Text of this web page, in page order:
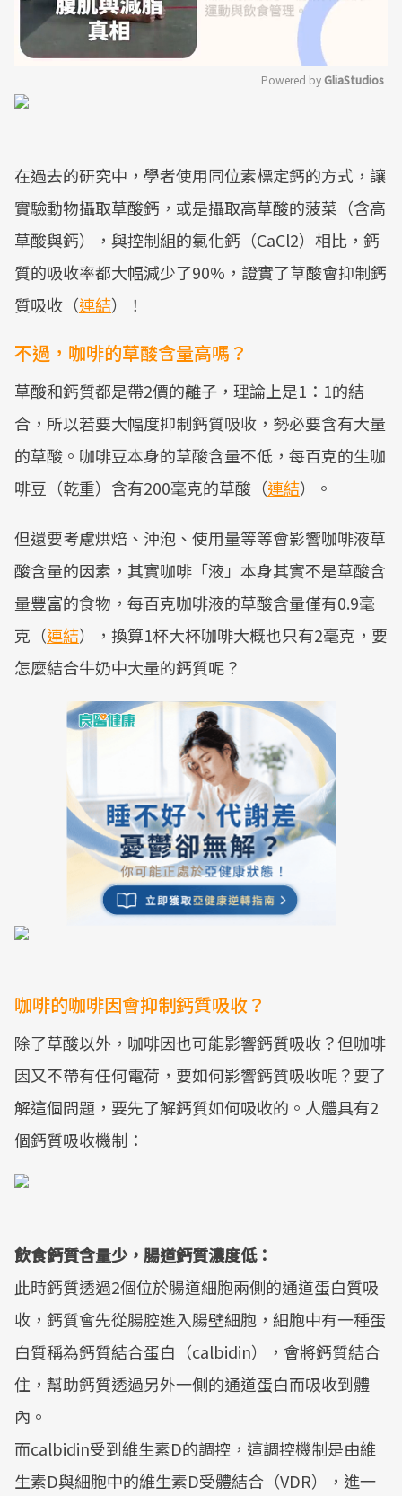
Powered by GliaStudios
在過去的研究中，學者使用同位素標定鈣的方式，讓
實驗動物攝取草酸鈣，或是攝取高草酸的菠菜（含高
草酸與鈣），與控制組的氯化鈣（CaCl2）相比，鈣
質的吸收率都大幅減少了90%，證實了草酸會抑制鈣
質吸收（連結）！
不過，咖啡的草酸含量高嗎？
草酸和鈣質都是帶2價的離子，理論上是1：1的結
合，所以若要大幅度抑制鈣質吸收，勢必要含有大量
的草酸。咖啡豆本身的草酸含量不低，每百克的生咖
啡豆（乾重）含有200毫克的草酸（連結）。
但還要考慮烘焙、沖泡、使用量等等會影響咖啡液草
酸含量的因素，其實咖啡「液」本身其實不是草酸含
量豐富的食物，每百克咖啡液的草酸含量僅有0.9毫
克（連結），換算1杯大杯咖啡大概也只有2毫克，要
怎麼結合牛奶中大量的鈣質呢？
咖啡的咖啡因會抑制鈣質吸收？
除了草酸以外，咖啡因也可能影響鈣質吸收？但咖啡
因又不帶有任何電荷，要如何影響鈣質吸收呢？要了
解這個問題，要先了解鈣質如何吸收的。人體具有2
個鈣質吸收機制：
飲食鈣質含量少，腸道鈣質濃度低：
此時鈣質透過2個位於腸道細胞兩側的通道蛋白質吸
收，鈣質會先從腸腔進入腸壁細胞，細胞中有一種蛋
白質稱為鈣質結合蛋白（calbidin），會將鈣質結合
住，幫助鈣質透過另外一側的通道蛋白而吸收到體
內。
而calbidin受到維生素D的調控，這調控機制是由維
生素D與細胞中的維生素D受體結合（VDR），進一